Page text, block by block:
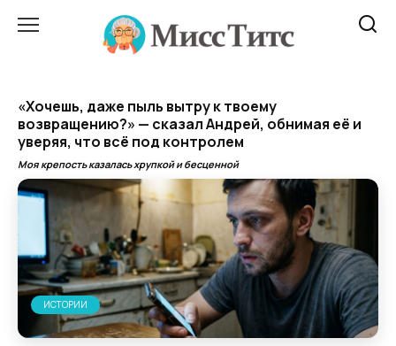
«Хочешь, даже пыль вытру к твоему
возвращению?» — сказал Андрей, обнимая её и
уверяя, что всё под контролем
Моя крепость казалась хрупкой и бесценной
ИСТОРИИ